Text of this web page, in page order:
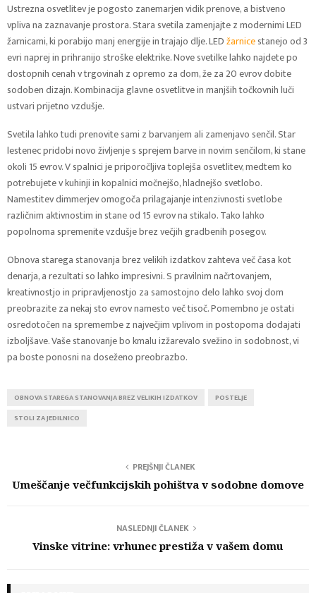
Ustrezna osvetlitev je pogosto zanemarjen vidik prenove, a bistveno
vpliva na zaznavanje prostora. Stara svetila zamenjajte z modernimi LED
žarnicami, ki porabijo manj energije in trajajo dlje. LEDžarnicestanejo od 3
evri naprej in prihranijo stroške elektrike. Nove svetilke lahko najdete po
dostopnih cenah v trgovinah z opremo za dom, že za 20 evrov dobite
sodoben dizajn. Kombinacija glavne osvetlitve in manjših točkovnih luči
ustvari prijetno vzdušje.
Svetila lahko tudi prenovite sami z barvanjem ali zamenjavo senčil. Star
lestenec pridobi novo življenje s sprejem barve in novim senčilom, ki stane
okoli 15 evrov. V spalnici je priporočljiva toplejša osvetlitev, medtem ko
potrebujete v kuhinji in kopalnici močnejšo, hladnejšo svetlobo.
Namestitev dimmerjev omogoča prilagajanje intenzivnosti svetlobe
različnim aktivnostim in stane od 15 evrov na stikalo. Tako lahko
popolnoma spremenite vzdušje brez večjih gradbenih posegov.
Obnova starega stanovanja brez velikih izdatkov zahteva več časa kot
denarja, a rezultati so lahko impresivni. S pravilnim načrtovanjem,
kreativnostjo in pripravljenostjo za samostojno delo lahko svoj dom
preobrazite za nekaj sto evrov namesto več tisoč. Pomembno je ostati
osredotočen na spremembe z največjim vplivom in postopoma dodajati
izboljšave. Vaše stanovanje bo kmalu izžarevalo svežino in sodobnost, vi
pa boste ponosni na doseženo preobrazbo.
OBNOVA STAREGA STANOVANJA BREZ VELIKIH IZDATKOV
POSTELJE
STOLI ZA JEDILNICO
PREJŠNJI ČLANEK
Umeščanje večfunkcijskih pohištva v sodobne domove
NASLEDNJI ČLANEK
Vinske vitrine: vrhunec prestiža v vašem domu